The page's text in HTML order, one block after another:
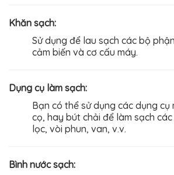
Khăn sạch:
Sử dụng để lau sạch các bộ
cảm biến và cơ cấu máy.
Dụng cụ làm sạch:
Bạn có thể sử dụng các dụng cụ
cọ, hay bút chải để làm sạch
lọc, vòi phun, van, v.v.
Bình nước sạch: